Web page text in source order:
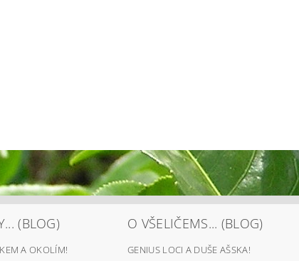
(BLOG)
A OKOLÍM!
O VŠELIČEMS... (BLOG)
GENIUS LOCI A DUŠE AŠSKA!